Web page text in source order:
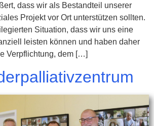
dass wir als Bestandteil unserer
Projekt vor Ort unterstützen sollten.
Situation, dass wir uns eine
leisten können und haben daher
Verpflichtung, dem […]